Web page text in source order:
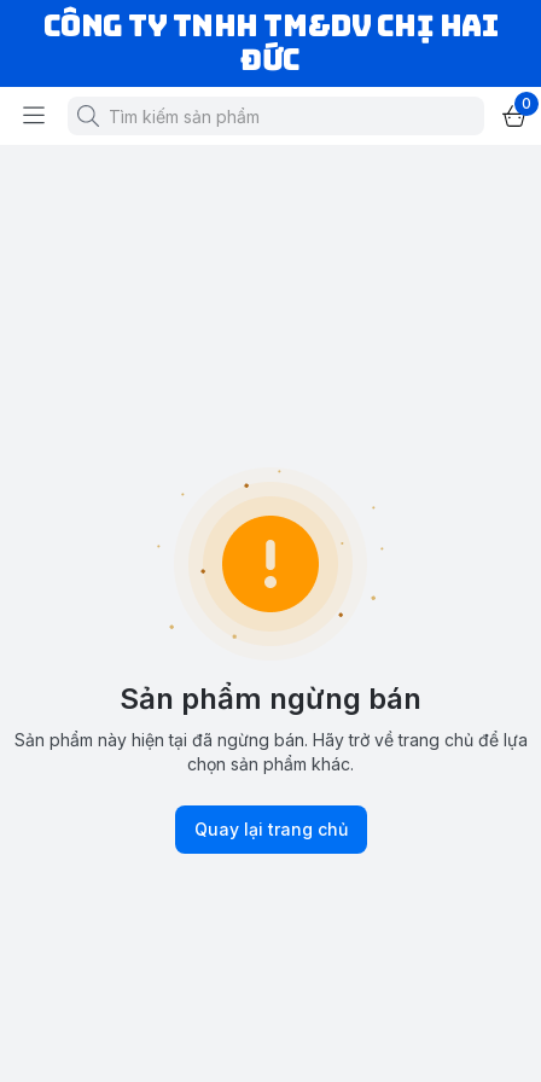
CÔNG TY TNHH TM&DV CHỊ HAI
ĐỨC
0
Sản phẩm ngừng bán
Sản phẩm này hiện tại đã ngừng bán. Hãy trở về trang chủ để lựa
chọn sản phẩm khác.
Quay lại trang chủ